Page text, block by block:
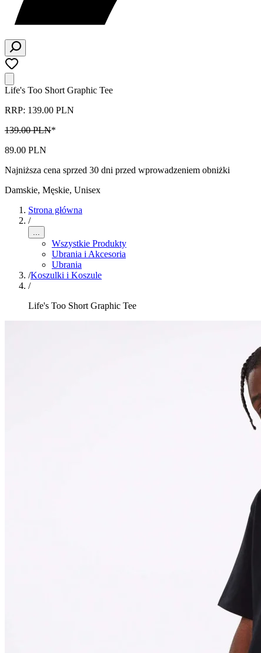
Life's Too Short Graphic Tee
RRP: 139.00 PLN
139.00 PLN*
89.00 PLN
Najniższa cena sprzed 30 dni przed wprowadzeniem obniżki
Damskie, Męskie, Unisex
Strona główna
/
...
Wszystkie Produkty
Ubrania i Akcesoria
Ubrania
/Koszulki i Koszule
/
Life's Too Short Graphic Tee